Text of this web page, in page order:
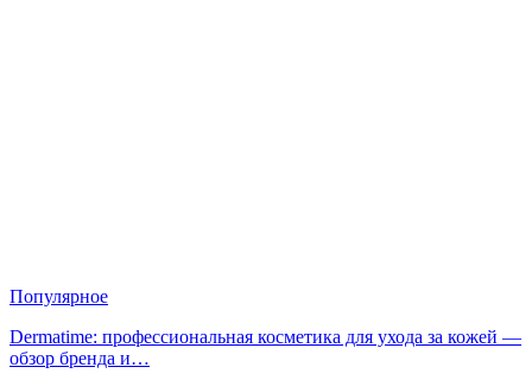
Популярное
Dermatime: профессиональная косметика для ухода за кожей —
обзор бренда и…